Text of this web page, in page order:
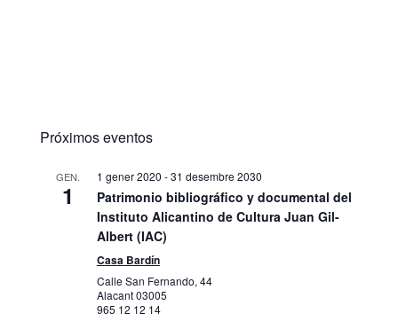
Próximos eventos
GEN.
1
1 gener 2020 -31 desembre 2030
Patrimonio bibliográfico y documental del
Instituto Alicantino de Cultura Juan Gil-
Albert (IAC)
Casa Bardín
Calle San Fernando, 44
Alacant03005
965 12 12 14